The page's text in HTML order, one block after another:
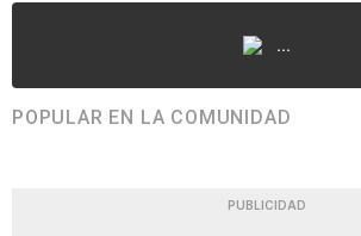
...
POPULAR EN LA COMUNIDAD
PUBLICIDAD